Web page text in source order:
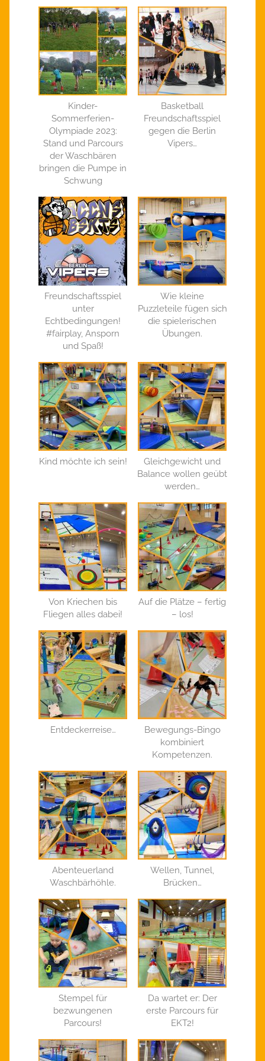
Kinder-
Sommerferien-
Olympiade 2023:
Stand und Parcours
der Waschbären
bringen die Pumpe in
Schwung
Basketball
Freundschaftsspiel
gegen die Berlin
Vipers…
Freundschaftsspiel
unter
Echtbedingungen!
#fairplay, Ansporn
und Spaß!
Wie kleine
Puzzleteile fügen sich
die spielerischen
Übungen.
Kind möchte ich sein!
Gleichgewicht und
Balance wollen geübt
werden…
Von Kriechen bis
Fliegen alles dabei!
Auf die Plätze – fertig
– los!
Entdeckerreise…
Bewegungs-Bingo
kombiniert
Kompetenzen.
Abenteuerland
Waschbärhöhle.
Wellen, Tunnel,
Brücken…
Stempel für
bezwungenen
Parcours!
Da wartet er: Der
erste Parcours für
EKT2!